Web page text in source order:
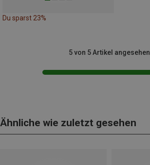
Du sparst 23%
5 von 5 Artikel angesehen
Ähnliche wie zuletzt gesehen